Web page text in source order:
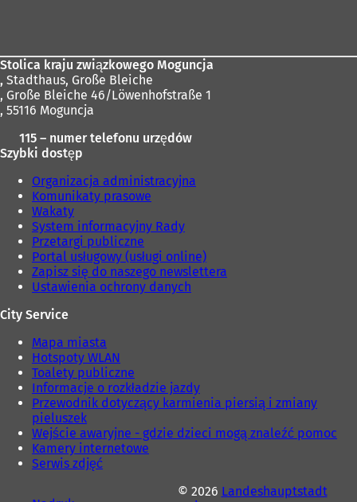
n
o
w
e
j
a
c
i
e
)
ę
w
o
r
Stolica kraju związkowego Moguncja
, Stadthaus, Große Bleiche
, Große Bleiche 46/Löwenhofstraße 1
, 55116 Moguncja
115 – numer telefonu urzędów
Szybki dostęp
Organizacja administracyjna
Komunikaty prasowe
Wakaty
System informacyjny Rady
Przetargi publiczne
Portal usługowy (usługi online)
Zapisz się do naszego newslettera
Ustawienia ochrony danych
City Service
Mapa miasta
Hotspoty WLAN
Toalety publiczne
Informacje o rozkładzie jazdy
Przewodnik dotyczący karmienia piersią i zmiany
pieluszek
Wejście awaryjne - gdzie dzieci mogą znaleźć pomoc
Kamery internetowe
Serwis zdjęć
© 2026 Landeshauptstadt